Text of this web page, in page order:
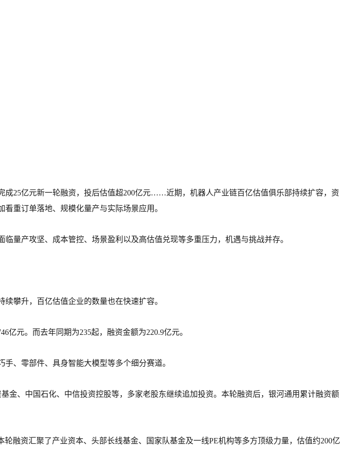
25亿元新一轮融资，投后估值超200亿元……近期，机器人产业链百亿估值俱乐部持续扩容，资
重订单落地、规模化量产与实际场景应用。
量产攻坚、成本管控、场景盈利以及高估值兑现等多重压力，机遇与挑战并存。
攀升，百亿估值企业的数量也在快速扩容。
元。而去年同期为235起，融资金额为220.9亿元。
、零部件、具身智能大模型等多个细分赛道。
金、中国石化、中信投资控股等，多家老股东继续追加投资。本轮融资后，银河通用累计融资额
融资汇聚了产业资本、头部长线基金、国家队基金及一线PE机构等多方顶级力量，估值约200亿